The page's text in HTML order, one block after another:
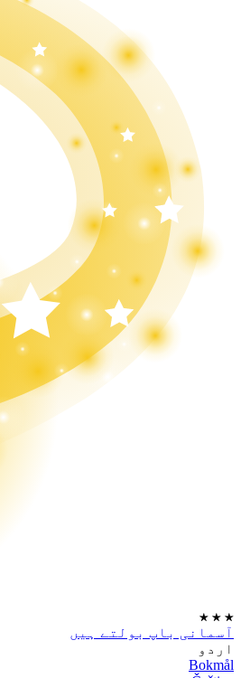
★
★
★
آسمانی باپ بولتے ہیں
اردو
Bokmål